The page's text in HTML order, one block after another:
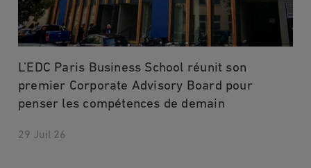
L’EDC Paris Business School réunit son
premier Corporate Advisory Board pour
penser les compétences de demain
29 Juil 26